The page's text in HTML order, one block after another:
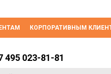
КОРПОРАТИВНЫМ
495 023-81-81